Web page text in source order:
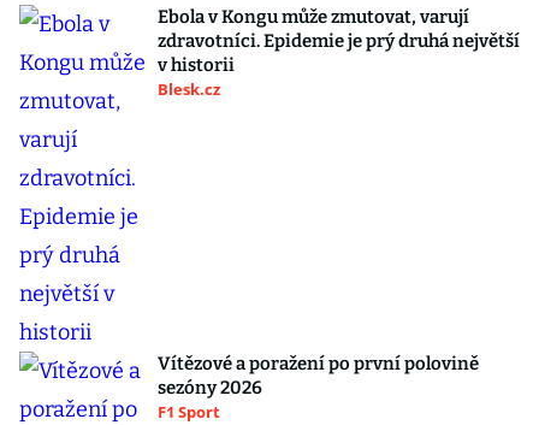
Ebola v Kongu může zmutovat, varují
zdravotníci. Epidemie je prý druhá největší
v historii
Blesk.cz
Vítězové a poražení po první polovině
sezóny 2026
F1 Sport